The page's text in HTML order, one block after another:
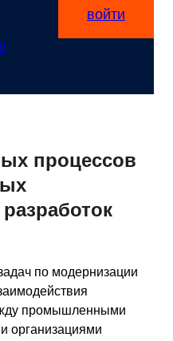
войти
процессов
по модернизации
промышленными
организациями